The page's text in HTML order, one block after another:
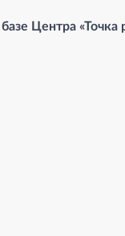
Центра «Точка